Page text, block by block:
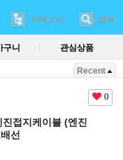
카테고리 검색
구니 관심상품
Recent
0
접지케이블 (엔진
선